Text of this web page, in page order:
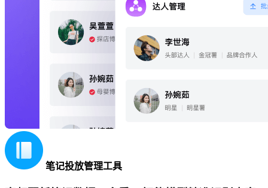
笔记投放管理工具